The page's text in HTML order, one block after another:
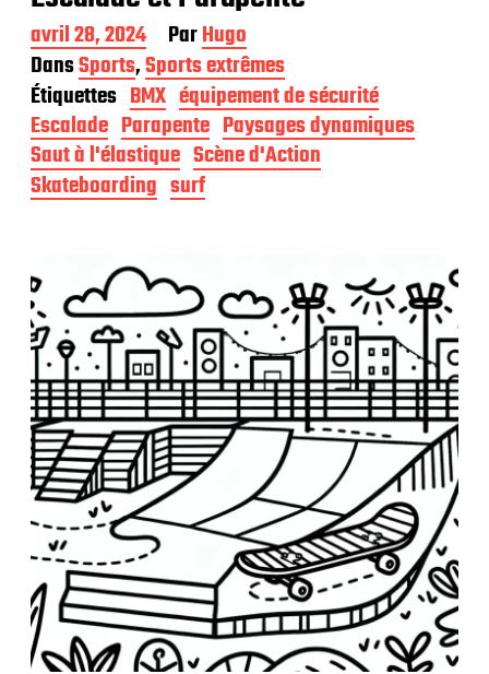
D
a
t
e
d
e
p
u
b
c
a
t
i
o
n
avril 28, 2024 ParHugo
DansSports,Sports extrêmes
Étiquettes BMX équipement de sécurité
Escalade Parapente Paysages dynamiques
Saut à l'élastique Scène d'Action
Skateboarding surf